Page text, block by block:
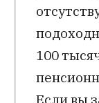
100
Если вы